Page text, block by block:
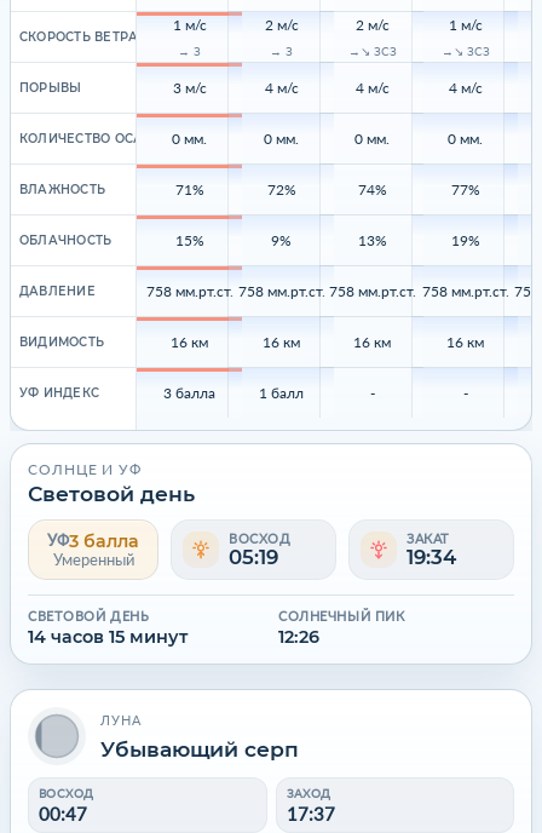
СКОРОСТЬ ВЕТРА
ПОРЫВЫ
КОЛИЧЕСТВО ОСАДКОВ
ВЛАЖНОСТЬ
ОБЛАЧНОСТЬ
ДАВЛЕНИЕ
ВИДИМОСТЬ
УФ ИНДЕКС
1 м/с
→ З
3 м/с
0 мм.
71%
15%
758 мм.рт.ст.
16 км
3 балла
2 м/с
→ З
4 м/с
0 мм.
72%
9%
758 мм.рт.ст.
16 км
1 балл
2 м/с
→↘ ЗСЗ
4 м/с
0 мм.
74%
13%
758 мм.рт.ст.
16 км
-
1 м/с
→↘ ЗСЗ
4 м/с
0 мм.
77%
19%
758 мм.рт.ст.
16 км
-
758
СОЛНЦЕ И УФ
Световой день
УФ3 балла
Умеренный
ВОСХОД
05:19
ЗАКАТ
19:34
СВЕТОВОЙ ДЕНЬ
14 часов 15 минут
СОЛНЕЧНЫЙ ПИК
12:26
ЛУНА
Убывающий серп
ВОСХОД
00:47
ЗАХОД
17:37